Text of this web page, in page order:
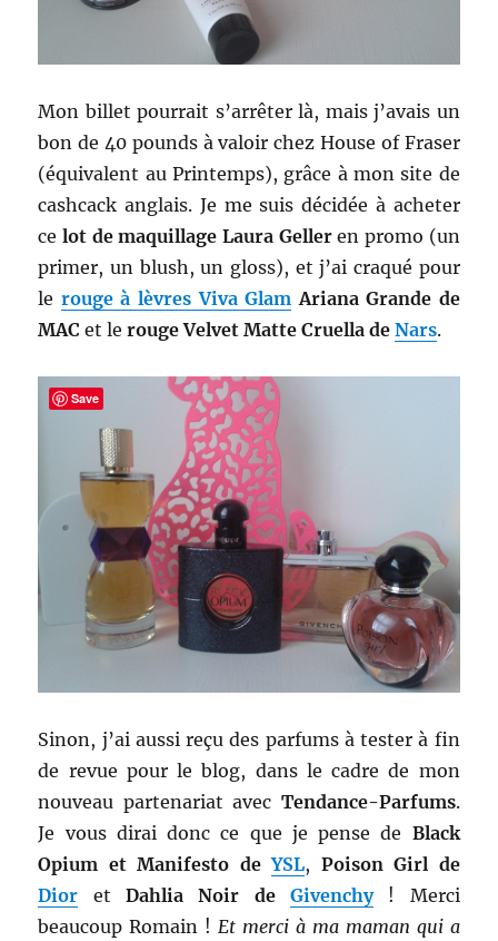
Mon billet pourrait s’arrêter là, mais j’avais un
bon de 40 pounds à valoir chez House of Fraser
(équivalent au Printemps), grâce à mon site de
cashcack anglais. Je me suis décidée à acheter
celot de maquillage Laura Gelleren promo (un
primer, un blush, un gloss), et j’ai craqué pour
le rouge à lèvres Viva Glam Ariana Grande de
MAC et lerouge Velvet Matte Cruella deNars.
Sinon, j’ai aussi reçu des parfums à tester à fin
de revue pour le blog, dans le cadre de mon
nouveau partenariat avec Tendance-Parfums.
Je vous dirai donc ce que je pense de Black
Opium et Manifesto deYSL, Poison Girl de
Dior etDahlia Noir de Givenchy! Merci
beaucoup Romain !Et merci à ma maman qui a
Save